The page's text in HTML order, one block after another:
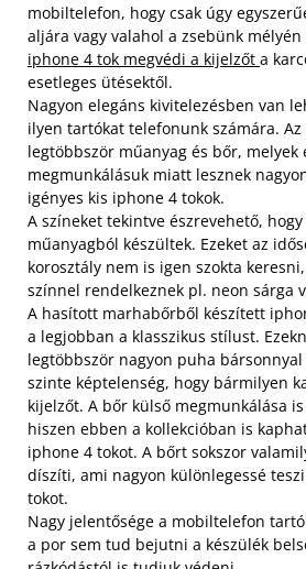
mobiltelefon, hogy csak úgy
aljára vagy valahol a zsebünk
iphone 4 tok megvédi a kijelzőt a
esetleges ütésektől.
Nagyon elegáns kivitelezésben van
ilyen tartókat telefonunk számára. Az
legtöbbször műanyag és bőr, melyek
megmunkálásuk miatt lesznek
igényes kis iphone 4 tokok.
A színeket tekintve észrevehető,
műanyagból készültek. Ezeket az
korosztály nem is igen szokta
színnel rendelkeznek pl. neon sárga
A hasított marhabőrből készített
a legjobban a klasszikus stílust.
legtöbbször nagyon puha
szinte képtelenség, hogy bármilyen
kijelzőt. A bőr külső megmunkálása
hiszen ebben a kollekcióban is
iphone 4 tokot. A bőrt sokszor
díszíti, ami nagyon különlegessé
tokot.
Nagy jelentősége a mobiltelefon
a por sem tud bejutni a készülék